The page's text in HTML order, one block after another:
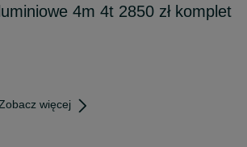
4m 4t 2850 zł komplet
więcej